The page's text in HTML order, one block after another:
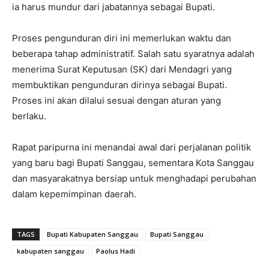
ia harus mundur dari jabatannya sebagai Bupati.
Proses pengunduran diri ini memerlukan waktu dan
beberapa tahap administratif. Salah satu syaratnya adalah
menerima Surat Keputusan (SK) dari Mendagri yang
membuktikan pengunduran dirinya sebagai Bupati.
Proses ini akan dilalui sesuai dengan aturan yang
berlaku.
Rapat paripurna ini menandai awal dari perjalanan politik
yang baru bagi Bupati Sanggau, sementara Kota Sanggau
dan masyarakatnya bersiap untuk menghadapi perubahan
dalam kepemimpinan daerah.
TAGS Bupati Kabupaten Sanggau
Bupati Sanggau
kabupaten sanggau
Paolus Hadi